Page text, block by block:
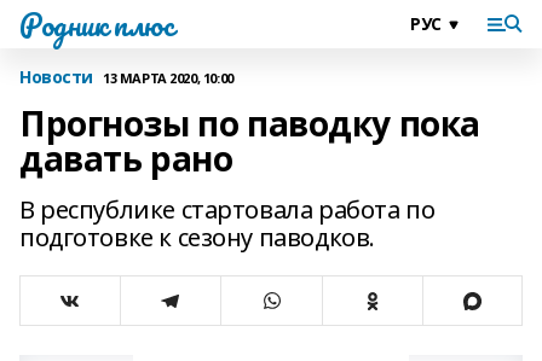
Родник плюс
Новости 13 МАРТА 2020, 10:00
Прогнозы по паводку пока
давать рано
В республике стартовала работа по
подготовке к сезону паводков.